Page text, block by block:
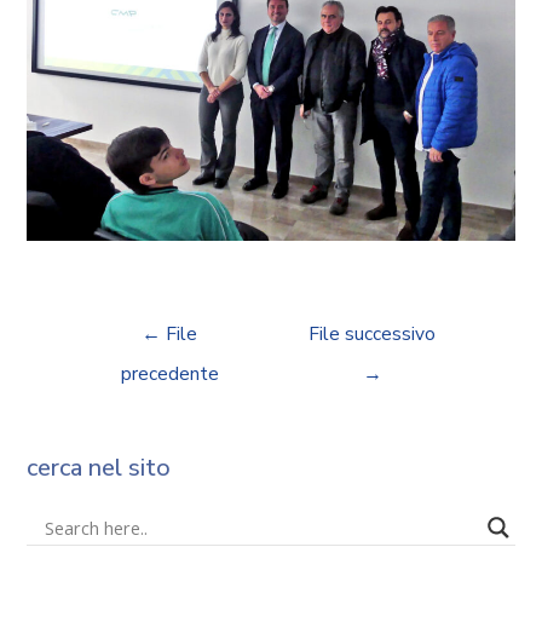
← File
precedente
File successivo
→
cerca nel sito